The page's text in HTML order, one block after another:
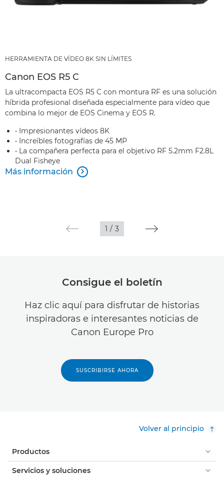
HERRAMIENTA DE VÍDEO 8K SIN LÍMITES
Canon EOS R5 C
La ultracompacta EOS R5 C con montura RF es una solución
híbrida profesional diseñada especialmente para vídeo que
combina lo mejor de EOS Cinema y EOS R.
• Impresionantes vídeos 8K
• Increíbles fotografías de 45 MP
• La compañera perfecta para el objetivo RF 5.2mm F2.8L
Dual Fisheye
Más información 
1 / 3
Consigue el boletín
Haz clic aquí para disfrutar de historias
inspiradoras e interesantes noticias de
Canon Europe Pro
SUSCRIBIRSE AHORA
Volver al principio
Productos
Servicios y soluciones